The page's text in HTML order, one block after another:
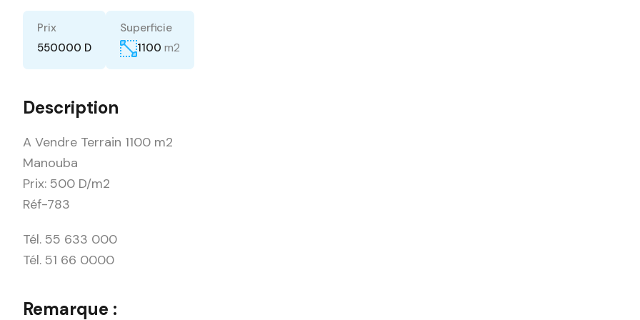
Prix
550000 D
Superficie
1100 m2
Description
A Vendre Terrain 1100 m2
Manouba
Prix: 500 D/m2
Réf-783
Tél. 55 633 000
Tél. 51 66 0000
Remarque :